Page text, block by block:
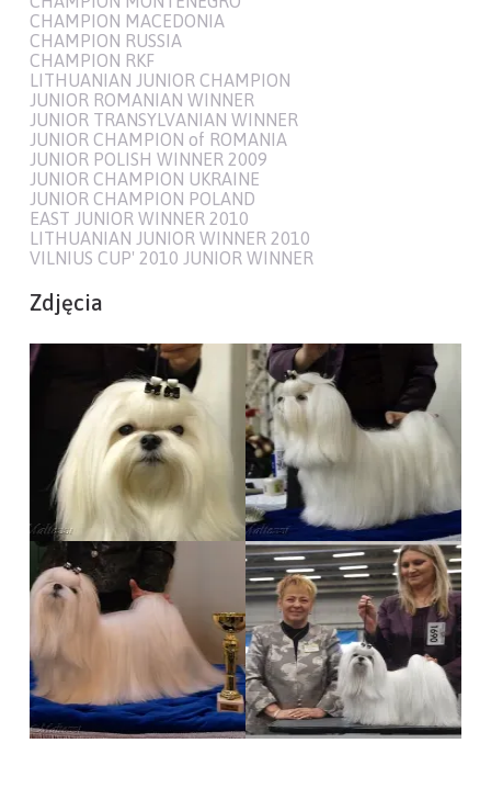
CHAMPION MACEDONIA
CHAMPION RUSSIA
CHAMPION RKF
LITHUANIAN JUNIOR CHAMPION
JUNIOR ROMANIAN WINNER
JUNIOR TRANSYLVANIAN WINNER
JUNIOR CHAMPION of ROMANIA
JUNIOR POLISH WINNER 2009
JUNIOR CHAMPION UKRAINE
JUNIOR CHAMPION POLAND
EAST JUNIOR WINNER 2010
LITHUANIAN JUNIOR WINNER 2010
VILNIUS CUP' 2010 JUNIOR WINNER
Zdjęcia